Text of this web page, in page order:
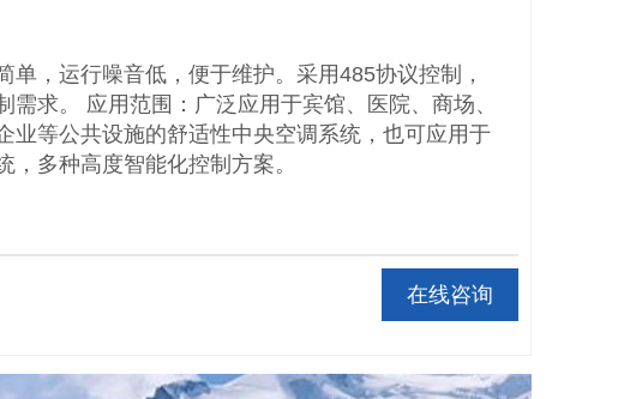
，运行噪音低，便于维护。采用485协议控制，
求。 应用范围：广泛应用于宾馆、医院、商场、
业等公共设施的舒适性中央空调系统，也可应用于
多种高度智能化控制方案。
在线咨询